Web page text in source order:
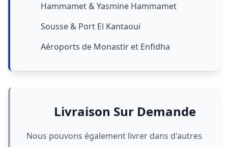
Hammamet & Yasmine Hammamet
Sousse & Port El Kantaoui
Aéroports de Monastir et Enfidha
Livraison Sur Demande
Nous pouvons également livrer dans d'autres